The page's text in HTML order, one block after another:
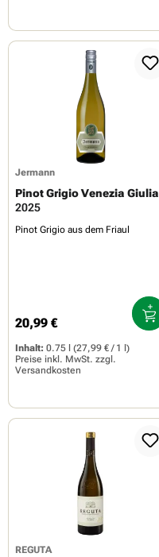
Jermann
Pinot Grigio Venezia Giulia
2025
Pinot Grigio aus dem Friaul
Regulärer Preis:
20,99 €
Inhalt: 0.75 l
(27,99 € / 1 l)
Preise inkl. MwSt. zzgl.
Versandkosten
REGUTA